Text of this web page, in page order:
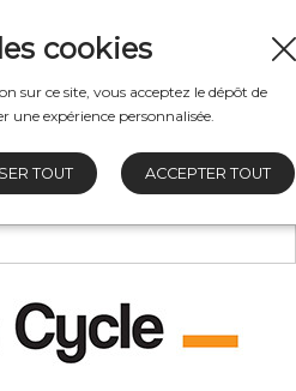
cookies
sur ce site, vous acceptez le dépôt de
une expérience personnalisée.
TOUT ACCEPTER TOUT